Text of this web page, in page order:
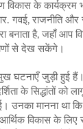
विकास के कार्यक्रम
गवई, राजनीति
बनाता है, जहाँ आप
से देख सकेंगे।
घटनाएँ जुड़ी हुई हैं।
के सिद्धांतों को
उनका मानना था कि
विकास के